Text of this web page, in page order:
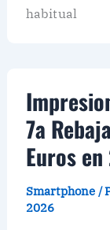
habitual
7a
Euros
Smartphone /
2026